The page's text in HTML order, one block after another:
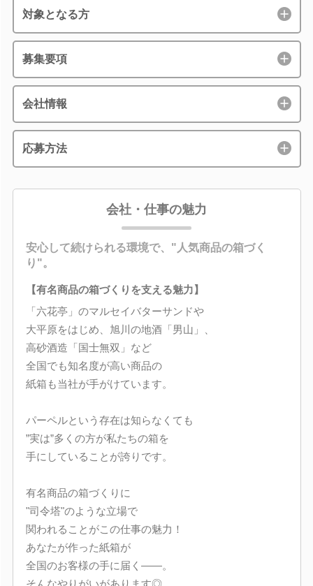
対象となる方
募集要項
会社情報
応募方法
会社・仕事の魅力
安心して続けられる環境で、"人気商品の箱づく
り"。
【有名商品の箱づくりを支える魅力】
「六花亭」のマルセイバターサンドや
大平原をはじめ、旭川の地酒「男山」、
高砂酒造「国士無双」など
全国でも知名度が高い商品の
紙箱も当社が手がけています。
パーペルという存在は知らなくても
”実は”多くの方が私たちの箱を
手にしていることが誇りです。
有名商品の箱づくりに
"司令塔"のような立場で
関われることがこの仕事の魅力！
あなたが作った紙箱が
全国のお客様の手に届く――。
そんなやりがいがあります◎